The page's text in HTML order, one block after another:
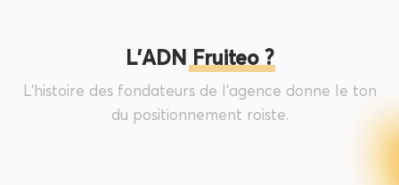
L’ADN Fruiteo ?
L'histoire des fondateurs de l'agence donne le ton
du positionnement roiste.